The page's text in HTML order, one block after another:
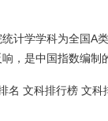
计学学科为全国A
，是中国指数编制
名 文科排行榜 文